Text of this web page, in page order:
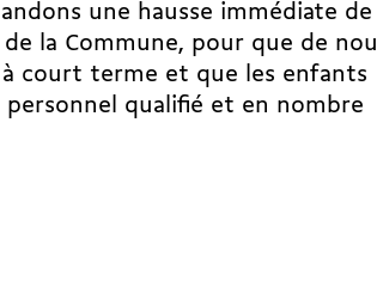
une hausse immédiate de
la Commune, pour que de
court terme et que les enfants
qualifié et en nombre